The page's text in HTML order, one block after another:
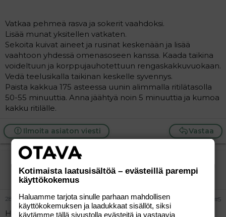
Vatkaa pehmeä rasva ja sokerit vaahdoksi.
Lisää munat yksitellen vatkaten.
Sekoita kuivat aineet ja rusinat keskenään ja lisää
vaahtoon yhdessä omenasoseen kanssa. Kaada taikina
voideltuun ja korppujauhotettuun rengaskakkuvuokaan.
Vedä teelusikalla taikinan keskelle syvennys.
Paista kakkua 175 asteessa uunin alimmalla ritilätasolla
50-55 minuuttia. Anna jäähtyä noin 5 minuuttia ja kumoa
kakku ritilälle.
Vastaa
Ilmoita asiaton viesti
Sitruuna
Aktiivinen jäsen
28.11.2004 #5
Hedelmäinen joulukakku
Kotimaista laatusisältöä – evästeillä parempi
käyttökokemus
Haluamme tarjota sinulle parhaan mahdollisen
käyttökokemuksen ja laadukkaat sisällöt, siksi
käytämme tällä sivustolla evästeitä ja vastaavia